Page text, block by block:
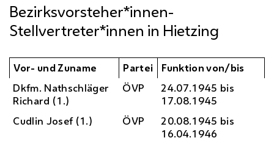
Bezirksvorsteher*innen-
Stellvertreter*innen in Hietzing
Vor- und Zuname Partei
Funktion von/bis
Dkfm. Nathschläger
Richard (1.)
ÖVP
24.07.1945 bis
17.08.1945
Cudlin Josef (1.)
ÖVP
20.08.1945 bis
16.04.1946